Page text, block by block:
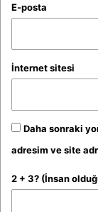
E-posta
İnternet sitesi
Daha sonraki
adresim ve site
2 + 3? (İnsan